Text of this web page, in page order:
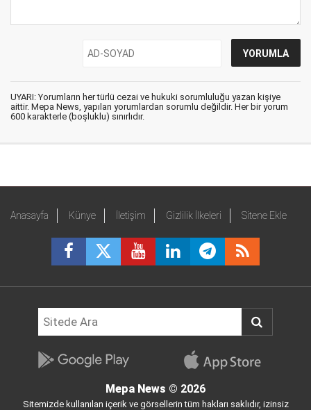
UYARI: Yorumların her türlü cezai ve hukuki sorumluluğu yazan kişiye
aittir. Mepa News, yapılan yorumlardan sorumlu değildir. Her bir yorum
600 karakterle (boşluklu) sınırlıdır.
Anasayfa Künye İletişim Gizlilik İlkeleri Sitene Ekle
Mepa News © 2026
Sitemizde kullanılan içerik ve görsellerin tüm hakları saklıdır, izinsiz